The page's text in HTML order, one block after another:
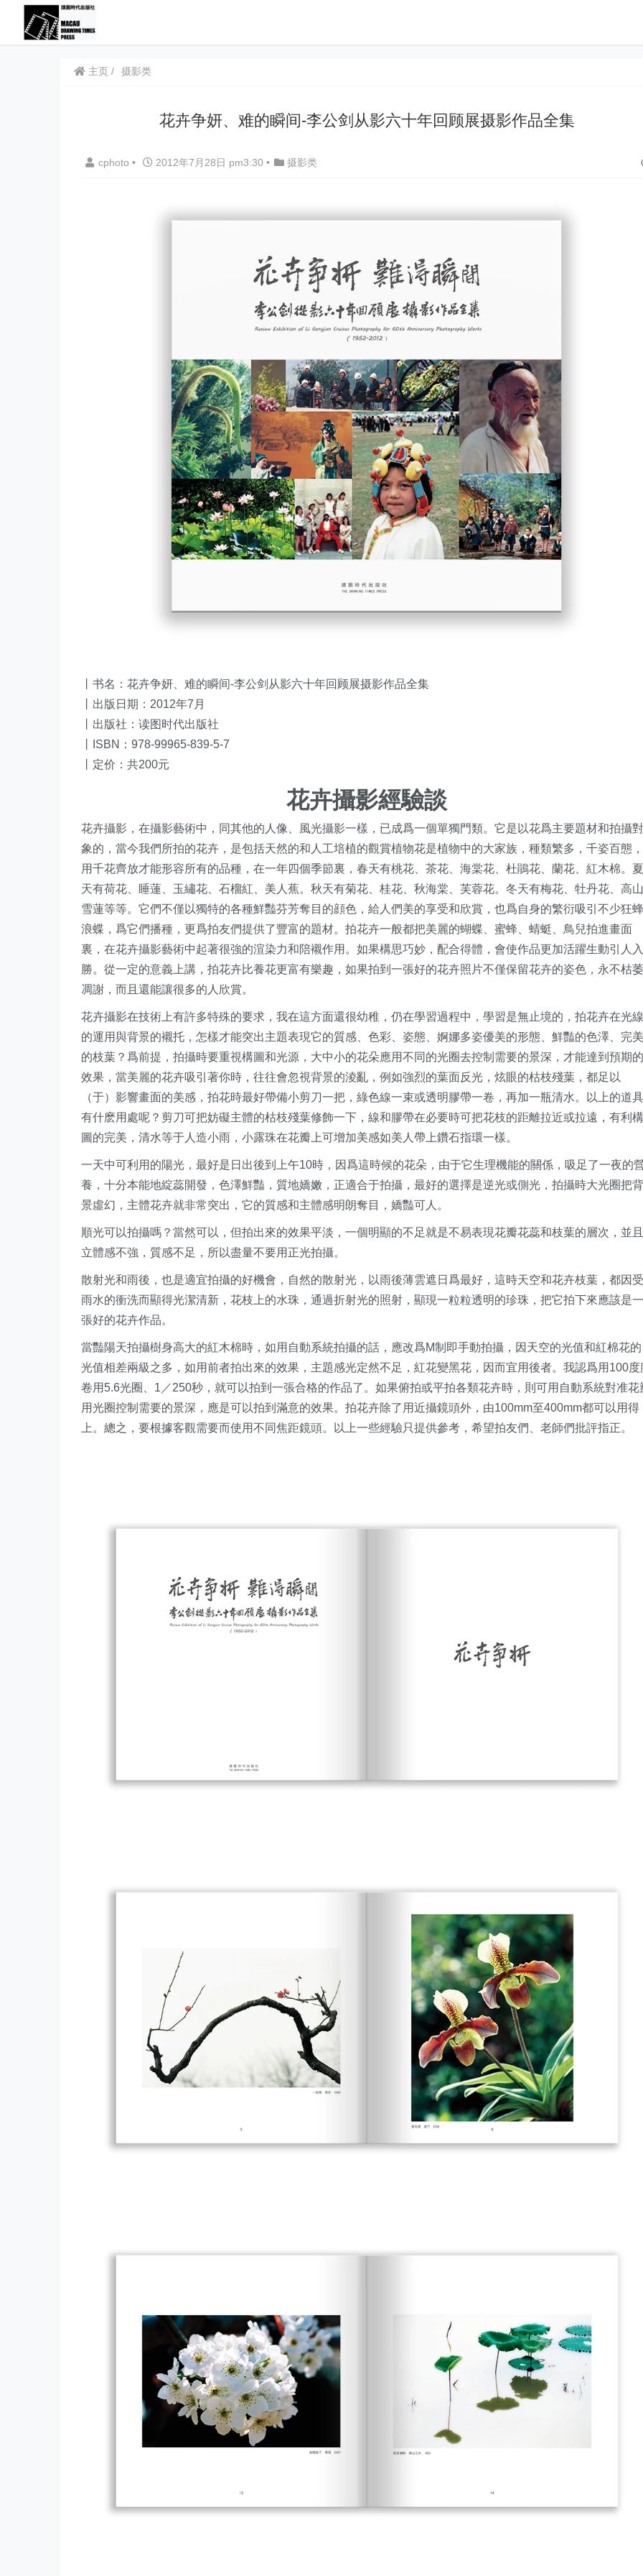
主页 摄影类
花卉争妍、难的瞬间-李公剑从影六十年回顾展摄影作品全集
cphoto • 2012年7月28日 pm3:30 • 摄影类
丨书名：花卉争妍、难的瞬间-李公剑从影六十年回顾展摄影作品全集
丨出版日期：2012年7月
丨出版社：读图时代出版社
丨ISBN：978-99965-839-5-7
丨定价：共200元
花卉攝影經驗談
花卉攝影，在攝影藝術中，同其他的人像、風光攝影一樣，已成爲一個單獨門類。它是以花爲主要題材和拍攝對
象的，當今我們所拍的花卉，是包括天然的和人工培植的觀賞植物花是植物中的大家族，種類繁多，千姿百態，
用千花齊放才能形容所有的品種，在一年四個季節裏，春天有桃花、茶花、海棠花、杜鵑花、蘭花、紅木棉。夏
天有荷花、睡蓮、玉繡花、石榴紅、美人蕉。秋天有菊花、桂花、秋海棠、芙蓉花。冬天有梅花、牡丹花、高山
雪蓮等等。它們不僅以獨特的各種鮮豔芬芳奪目的顔色，給人們美的享受和欣賞，也爲自身的繁衍吸引不少狂蜂
浪蝶，爲它們播種，更爲拍友們提供了豐富的題材。拍花卉一般都把美麗的蝴蝶、蜜蜂、蜻蜓、鳥兒拍進畫面
裏，在花卉攝影藝術中起著很強的渲染力和陪襯作用。如果構思巧妙，配合得體，會使作品更加活躍生動引人入
勝。從一定的意義上講，拍花卉比養花更富有樂趣，如果拍到一張好的花卉照片不僅保留花卉的姿色，永不枯萎
凋謝，而且還能讓很多的人欣賞。
花卉攝影在技術上有許多特殊的要求，我在這方面還很幼稚，仍在學習過程中，學習是無止境的，拍花卉在光線
的運用與背景的襯托，怎樣才能突出主題表現它的質感、色彩、姿態、婀娜多姿優美的形態、鮮豔的色澤、完美
的枝葉？爲前提，拍攝時要重視構圖和光源，大中小的花朵應用不同的光圈去控制需要的景深，才能達到預期的
效果，當美麗的花卉吸引著你時，往往會忽視背景的淩亂，例如強烈的葉面反光，炫眼的枯枝殘葉，都足以
（于）影響畫面的美感，拍花時最好帶備小剪刀一把，綠色線一束或透明膠帶一卷，再加一瓶清水。以上的道具
有什麽用處呢？剪刀可把妨礙主體的枯枝殘葉修飾一下，線和膠帶在必要時可把花枝的距離拉近或拉遠，有利構
圖的完美，清水等于人造小雨，小露珠在花瓣上可增加美感如美人帶上鑽石指環一樣。
一天中可利用的陽光，最好是日出後到上午10時，因爲這時候的花朵，由于它生理機能的關係，吸足了一夜的
養，十分本能地綻蕊開發，色澤鮮豔，質地嬌嫩，正適合于拍攝，最好的選擇是逆光或側光，拍攝時大光圈把背
景虛幻，主體花卉就非常突出，它的質感和主體感明朗奪目，嬌豔可人。
順光可以拍攝嗎？當然可以，但拍出來的效果平淡，一個明顯的不足就是不易表現花瓣花蕊和枝葉的層次，並且
立體感不強，質感不足，所以盡量不要用正光拍攝。
散射光和雨後，也是適宜拍攝的好機會，自然的散射光，以雨後薄雲遮日爲最好，這時天空和花卉枝葉，都因受
雨水的衝洗而顯得光潔清新，花枝上的水珠，通過折射光的照射，顯現一粒粒透明的珍珠，把它拍下來應該是一
張好的花卉作品。
當豔陽天拍攝樹身高大的紅木棉時，如用自動系統拍攝的話，應改爲M制即手動拍攝，因天空的光值和紅棉花的
光值相差兩級之多，如用前者拍出來的效果，主題感光定然不足，紅花變黑花，因而宜用後者。我認爲用100度
卷用5.6光圈、1／250秒，就可以拍到一張合格的作品了。如果俯拍或平拍各類花卉時，則可用自動系統對准花
用光圈控制需要的景深，應是可以拍到滿意的效果。拍花卉除了用近攝鏡頭外，由100mm至400mm都可以用得
上。總之，要根據客觀需要而使用不同焦距鏡頭。以上一些經驗只提供參考，希望拍友們、老師們批評指正。